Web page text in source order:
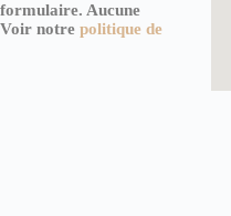
formulaire. Aucune
Voir notrepolitique de